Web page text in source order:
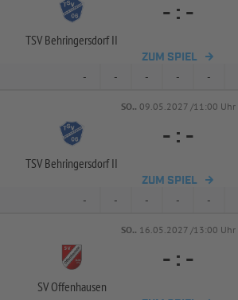
TSV Behringersdorf II
- : -
ZUM SPIEL
- - - - -
SO.. 09.05.2027 /11:00 Uhr
TSV Behringersdorf II
- : -
ZUM SPIEL
- - - - -
SO.. 16.05.2027 /13:00 Uhr
SV Offenhausen
- : -